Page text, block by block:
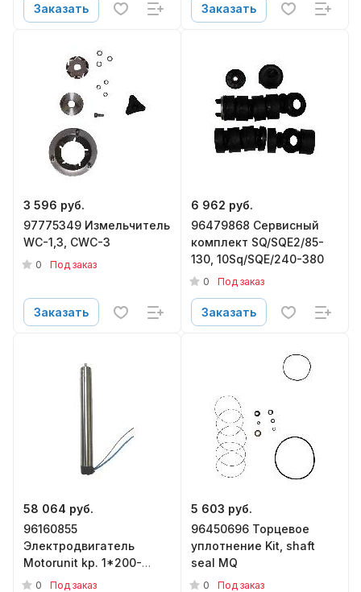
Заказать Заказать
3 596 руб.
97775349 Измельчитель
WC-1,3, CWC-3
0 Под заказ
Заказать
6 962 руб.
96479868 Сервисный
комплект SQ/SQE2/85-
130, 10Sq/SQE/240-380
0 Под заказ
Заказать
58 064 руб.
96160855
Электродвигатель
Motorunit kp. 1*200-
240V 1.15 kW
0 Под заказ
5 603 руб.
96450696 Торцевое
уплотнение Kit, shaft
seal MQ
0 Под заказ